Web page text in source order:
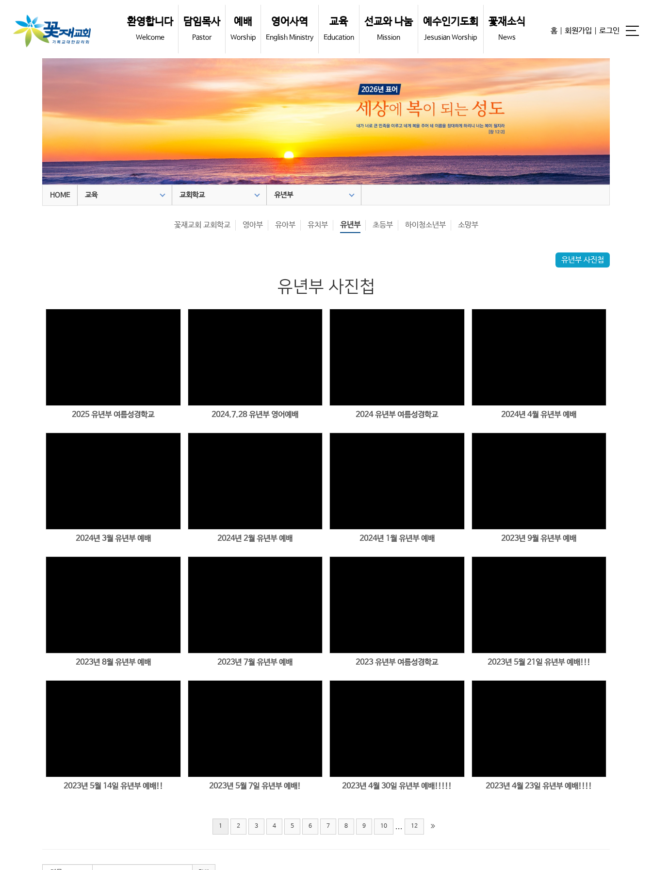
홈 회원가입 로그인
환영합니다
Welcome
담임목사
Pastor
예배
Worship
영어사역
English Ministry
교육
Education
선교와 나눔
Mission
예수인기도회
Jesusian Worship
꽃재소식
News
HOME 교육 교회학교 유년부
꽃재교회 교회학교 영아부 유아부 유치부 유년부 초등부 하이청소년부 소망부
유년부 사진첩
유년부 사진첩
2025 유년부 여름성경학교 2024.7.28 유년부 영어예배 2024 유년부 여름성경학교 2024년 4월 유년부 예배
2024년 3월 유년부 예배 2024년 2월 유년부 예배 2024년 1월 유년부 예배 2023년 9월 유년부 예배
2023년 8월 유년부 예배 2023년 7월 유년부 예배 2023 유년부 여름성경학교 2023년 5월 21일 유년부 예배!!!
2023년 5월 14일 유년부 예배!! 2023년 5월 7일 유년부 예배! 2023년 4월 30일 유년부 예배!!!!! 2023년 4월 23일 유년부 예배!!!!
1 2 3 4 5 6 7 8 9 10 ... 12